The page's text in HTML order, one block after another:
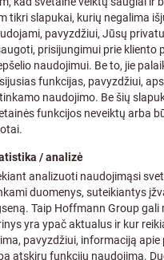
351601